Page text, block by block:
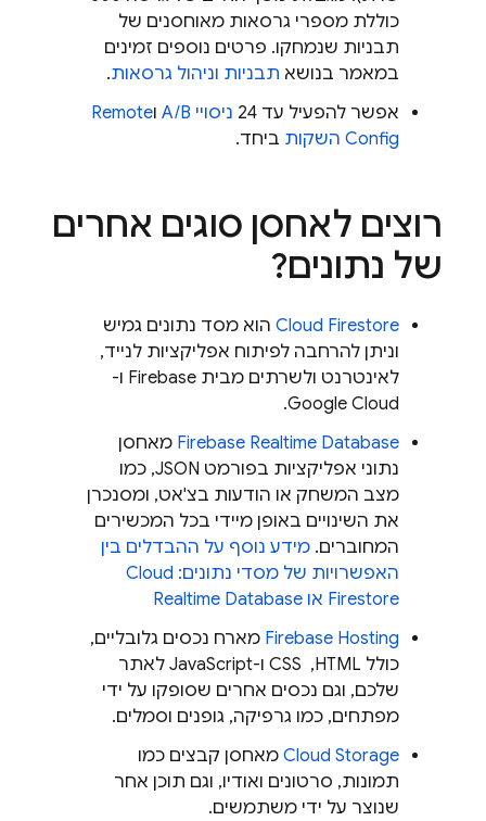
כוללת מספרי גרסאות מאוחסנים של
תבניות שנמחקו. פרטים נוספים זמינים
במאמר בנושא תבניות וניהול גרסאות.
אפשר להפעיל עד 24
ניסויי A/B וRemote
Config השקות ביחד.
רוצים לאחסן סוגים אחרים
של נתונים?
Cloud Firestore הוא מסד נתונים גמיש
וניתן להרחבה לפיתוח אפליקציות לנייד,
לאינטרנט ולשרתים מבית Firebase ו-
Google Cloud
.
Firebase Realtime Database מאחסן
נתוני אפליקציות בפורמט JSON, כמו
מצב המשחק או הודעות בצ'אט, ומסנכרן
את השינויים באופן מיידי בכל המכשירים
המחוברים. מידע נוסף על ההבדלים בין
האפשרויות של מסדי נתונים: Cloud
Firestore או Realtime Database
Firebase Hosting מארח נכסים גלובליים,
כולל HTML, ‏ CSS ו-JavaScript לאתר
שלכם, וגם נכסים אחרים שסופקו על ידי
מפתחים, כמו גרפיקה, גופנים וסמלים.
Cloud Storage מאחסן קבצים כמו
תמונות, סרטונים ואודיו, וגם תוכן אחר
שנוצר על ידי משתמשים.